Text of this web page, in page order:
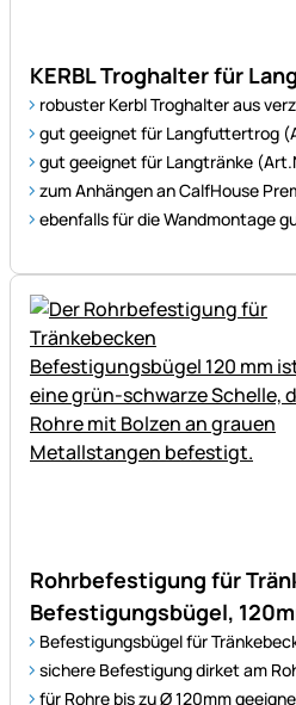
KERBL Troghalter für
robuster Kerbl Troghalter aus
gut geeignet für Langfuttertrog
gut geeignet für Langtränke
zum Anhängen an CalfHouse
ebenfalls für die Wandmontage
Rohrbefestigung für
Befestigungsbügel,
Befestigungsbügel für
sichere Befestigung dirket am
für Rohre bis zu Ø 120mm